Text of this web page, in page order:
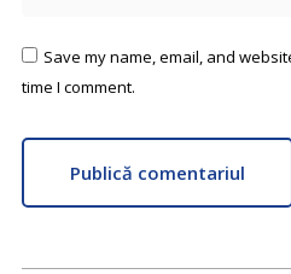
Save my name, email, and
time I comment.
Publică comentariul